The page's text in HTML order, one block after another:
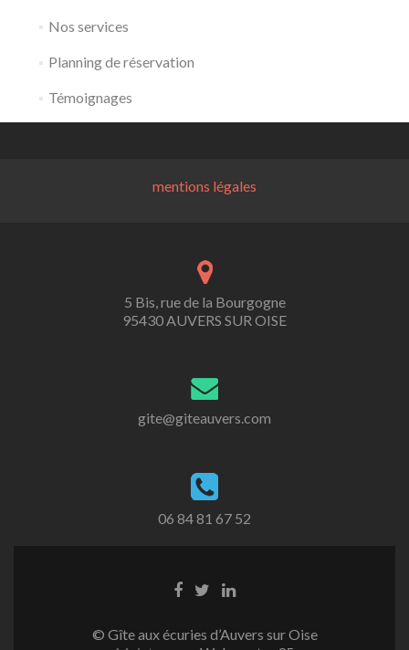
Nos services
Planning de réservation
Témoignages
mentions légales
5 Bis, rue de la Bourgogne
95430 AUVERS SUR OISE
gite@giteauvers.com
06 84 81 67 52
LienLien
Lien
© Gîte aux écuries d’Auvers sur Oise